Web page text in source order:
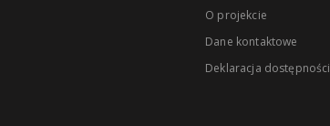
O projekcie
Dane kontaktowe
Deklaracja dostępności